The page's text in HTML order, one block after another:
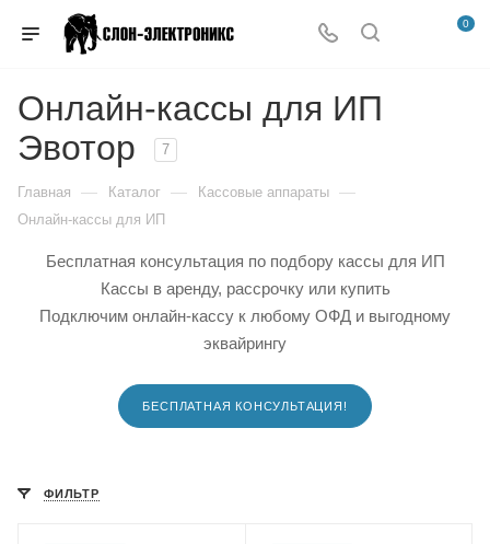
0
Онлайн-кассы для ИП
Эвотор
7
Главная — Каталог — Кассовые аппараты —
Онлайн-кассы для ИП
Бесплатная консультация по подбору кассы для ИП
Кассы в аренду, рассрочку или купить
Подключим онлайн-кассу к любому ОФД и выгодному
эквайрингу
БЕСПЛАТНАЯ КОНСУЛЬТАЦИЯ!
ФИЛЬТР